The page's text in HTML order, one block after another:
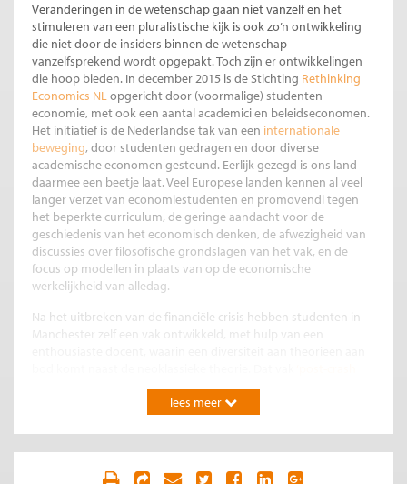
Veranderingen in de wetenschap gaan niet vanzelf en het
stimuleren van een pluralistische kijk is ook zo’n ontwikkeling
die niet door de insiders binnen de wetenschap
vanzelfsprekend wordt opgepakt. Toch zijn er ontwikkelingen
die hoop bieden. In december 2015 is de Stichting Rethinking
Economics NLopgericht door (voormalige) studenten
economie, met ook een aantal academici en beleidseconomen.
Het initiatief is de Nederlandse tak van een internationale
beweging, door studenten gedragen en door diverse
academische economen gesteund. Eerlijk gezegd is ons land
daarmee een beetje laat. Veel Europese landen kennen al veel
langer verzet van economiestudenten en promovendi tegen
het beperkte curriculum, de geringe aandacht voor de
geschiedenis van het economisch denken, de afwezigheid van
discussies over filosofische grondslagen van het vak, en de
focus op modellen in plaats van op de economische
werkelijkheid van alledag.
Na het uitbreken van de financiële crisis hebben studenten in
Manchester zelf een vak ontwikkeld, met hulp van een
mocht weliswaar van de decaan, maar die wilde er
geen studiepunten aan toekennen. En het
werd niet verlengd.
Er is inmiddels ook financiering voor vernieuwend economisch
lees meer